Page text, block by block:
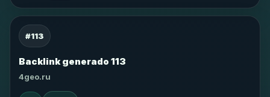
#113
Backlink generado 113
4geo.ru